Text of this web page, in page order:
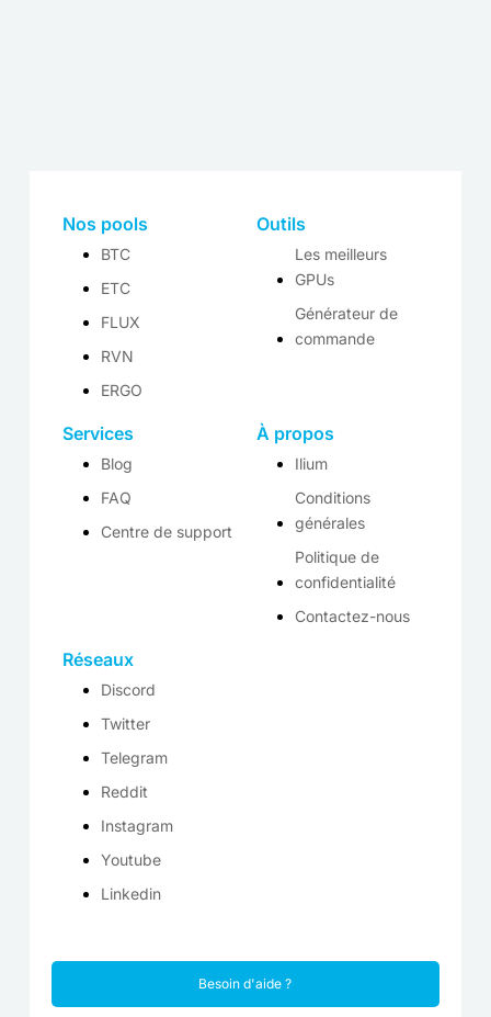
Nos pools
BTC
ETC
FLUX
RVN
ERGO
Outils
Les meilleurs
GPUs
Générateur de
commande
Services
Blog
FAQ
Centre de support
À propos
Ilium
Conditions
générales
Politique de
confidentialité
Contactez-nous
Réseaux
Discord
Twitter
Telegram
Reddit
Instagram
Youtube
Linkedin
Besoin d'aide ?